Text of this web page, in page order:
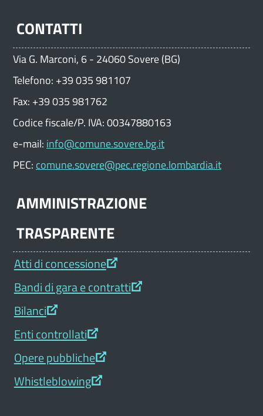
CONTATTI
Via G. Marconi, 6 - 24060 Sovere (BG)
Telefono: +39 035 981107
Fax: +39 035 981762
Codice fiscale/P. IVA: 00347880163
e-mail: info@comune.sovere.bg.it
PEC: comune.sovere@pec.regione.lombardia.it
AMMINISTRAZIONE
TRASPARENTE
Atti di concessione
Bandi di gara e contratti
Bilanci
Enti controllati
Opere pubbliche
Whistleblowing